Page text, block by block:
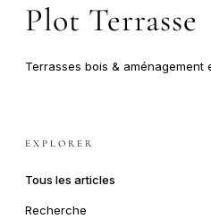
Plot Terrasse
Terrasses bois & aménagement
EXPLORER
Tous les articles
Recherche